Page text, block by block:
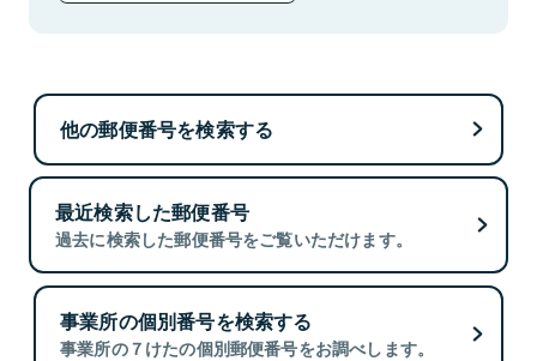
他の郵便番号を検索する
最近検索した郵便番号
過去に検索した郵便番号をご覧いただけます。
事業所の個別番号を検索する
事業所の７けたの個別郵便番号をお調べします。